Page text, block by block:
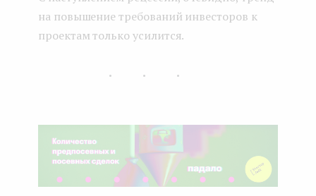
на повышение требований инвесторов к
проектам только усилится.
...